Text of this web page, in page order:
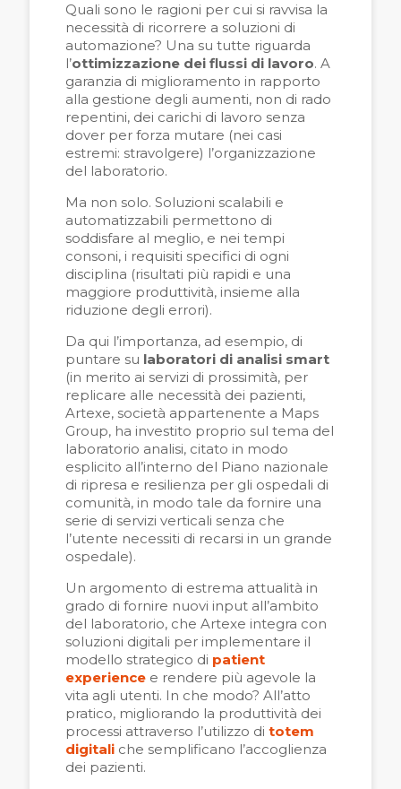
Quali sono le ragioni per cui si ravvisa la
necessità di ricorrere a soluzioni di
automazione? Una su tutte riguarda
l’ottimizzazione dei flussi di lavoro. A
garanzia di miglioramento in rapporto
alla gestione degli aumenti, non di rado
repentini, dei carichi di lavoro senza
dover per forza mutare (nei casi
estremi: stravolgere) l’organizzazione
del laboratorio.
Ma non solo. Soluzioni scalabili e
automatizzabili permettono di
soddisfare al meglio, e nei tempi
consoni, i requisiti specifici di ogni
disciplina (risultati più rapidi e una
maggiore produttività, insieme alla
riduzione degli errori).
Da qui l’importanza, ad esempio, di
puntare su laboratori di analisi smart
(in merito ai servizi di prossimità, per
replicare alle necessità dei pazienti,
Artexe, società appartenente a Maps
Group, ha investito proprio sul tema del
laboratorio analisi, citato in modo
esplicito all’interno del Piano nazionale
di ripresa e resilienza per gli ospedali di
comunità, in modo tale da fornire una
serie di servizi verticali senza che
l’utente necessiti di recarsi in un grande
ospedale).
Un argomento di estrema attualità in
grado di fornire nuovi input all’ambito
del laboratorio, che Artexe integra con
soluzioni digitali per implementare il
modello strategico di patient
experience e rendere più agevole la
vita agli utenti. In che modo? All’atto
pratico, migliorando la produttività dei
processi attraverso l’utilizzo di totem
digitali che semplificano l’accoglienza
dei pazienti.